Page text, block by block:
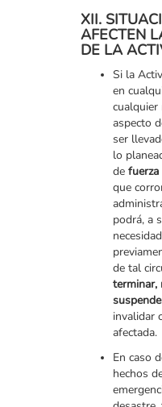
XII.
AFECTEN
DE LA
Si la
en
cualquier
aspecto
ser
lo
de
que
podrá, a
de tal
terminar,
invalidar
afectada.
En caso
hechos